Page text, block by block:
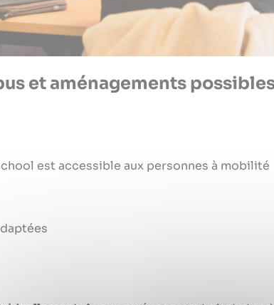
et aménagements
est accessible aux personnes à mobilité